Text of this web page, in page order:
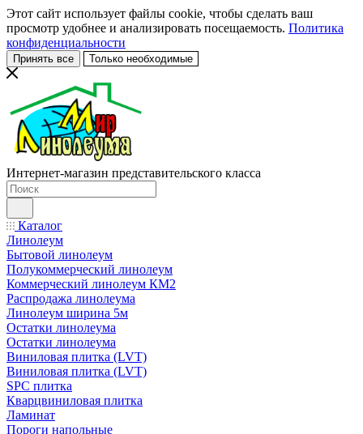
Этот сайт использует файлы cookie, чтобы сделать ваш
просмотр удобнее и анализировать посещаемость. Политика
конфиденциальности
Принять все Только необходимые
Интернет-магазин представительского класса
Каталог
Линолеум
Бытовой линолеум
Полукоммерческий линолеум
Коммерческий линолеум КМ2
Распродажа линолеума
Линолеум ширина 5м
Остатки линолеума
Остатки линолеума
Виниловая плитка (LVT)
Виниловая плитка (LVT)
SPC плитка
Кварцвиниловая плитка
Ламинат
Пороги напольные